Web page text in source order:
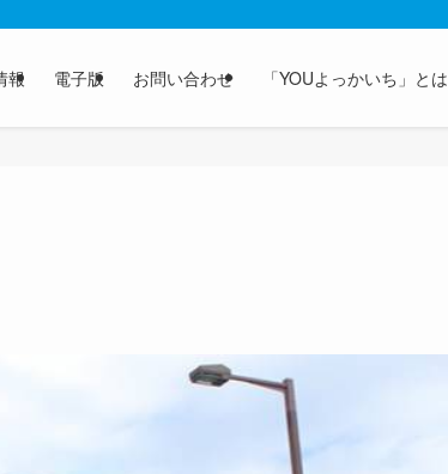
報 電子版 お問い合わせ 「YOUよっかいち」とは